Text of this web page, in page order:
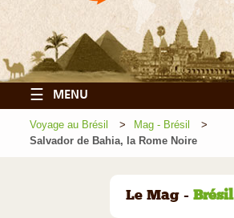
☰ MENU
Voyage au Brésil
Mag - Brésil
Salvador de Bahia, la Rome Noire
Le Mag - Brésil